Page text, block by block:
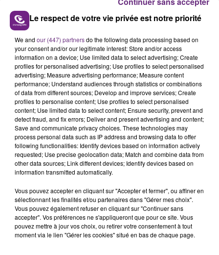
Adj volontaire
FIL D'ACTUS
LA CENTRALE NUCLÉAIRE DE CHOOZ
TOUJOURS À L'ARRÊT
Cela fait déjà une semaine que la centrale
justifiée par la sécheresse intense qui est toujours
présente.
Le respect de votre vie privée est notre priorité
We and our (447) partnersdo the following data processing based on
your consent and/or our legitimate interest: Store and/or access
information on a device; Use limited data to select advertising; Create
profiles for personalised advertising; Use profiles to select personalised
advertising; Measure advertising performance; Measure content
performance; Understand audiences through statistics or combinations
of data from different sources; Develop and improve services; Create
profiles to personalise content; Use profiles to select personalised
content; Use limited data to select content; Ensure security, prevent and
detect fraud, and fix errors; Deliver and present advertising and content;
Save and communicate privacy choices. These technologies may
process personal data such as IP address and browsing data to offer
following functionalities: Identify devices based on information actively
requested; Use precise geolocation data; Match and combine data from
other data sources; Link different devices; Identify devices based on
information transmitted automatically.
Vous pouvez accepter en cliquant sur "Accepter et fermer", ou affiner en
sélectionnant les finalités et/ou partenaires dans "Gérer mes choix".
Vous pouvez également refuser en cliquant sur "Continuer sans
accepter". Vos préférences ne s'appliqueront que pour ce site. Vous
pouvez mettre à jour vos choix, ou retirer votre consentement à tout
moment via le lien "Gérer les cookies" situé en bas de chaque page.